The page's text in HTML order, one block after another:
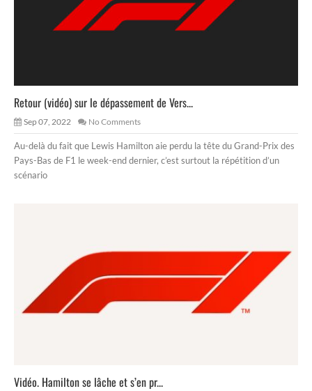
Retour (vidéo) sur le dépassement de Vers...
Sep 07, 2022 No Comments
Au-delà du fait que Lewis Hamilton aie perdu la tête du Grand-Prix des
Pays-Bas de F1 le week-end dernier, c’est surtout la répétition d’un
scénario
Vidéo. Hamilton se lâche et s’en pr...